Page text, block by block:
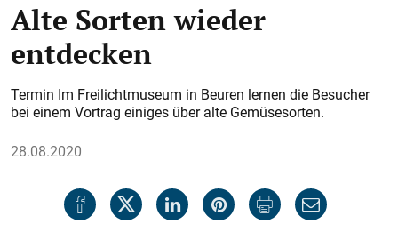
Alte Sorten wieder
entdecken
Termin Im Freilichtmuseum in Beuren lernen die Besucher
bei einem Vortrag einiges über alte Gemüsesorten.
28.08.2020